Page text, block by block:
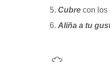
5. Cubre con los
6. Aliña a tu